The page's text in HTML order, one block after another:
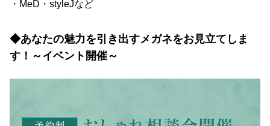
・MeD・styleJなど
◆あなたの魅力を引き出すメガネをお見立てしま
す！～イベント開催～